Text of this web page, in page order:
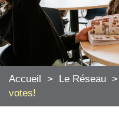
Accueil > Le Réseau >
votes!